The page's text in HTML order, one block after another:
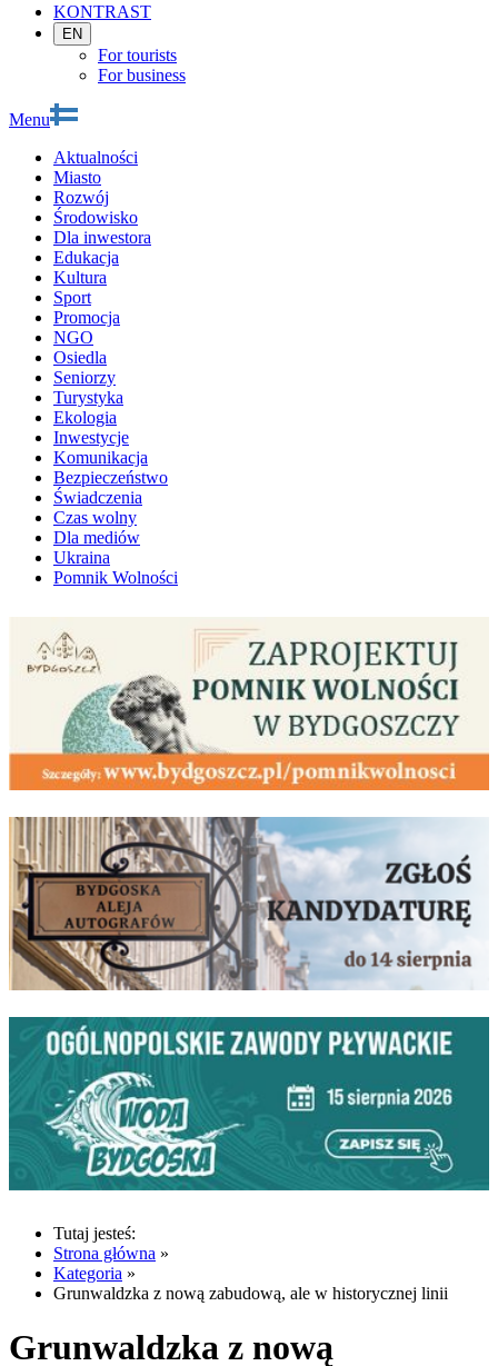
KONTRAST
EN
For tourists
For business
Menu
Aktualności
Miasto
Rozwój
Środowisko
Dla inwestora
Edukacja
Kultura
Sport
Promocja
NGO
Osiedla
Seniorzy
Turystyka
Ekologia
Inwestycje
Komunikacja
Bezpieczeństwo
Świadczenia
Czas wolny
Dla mediów
Ukraina
Pomnik Wolności
Tutaj jesteś:
Strona główna »
Kategoria »
Grunwaldzka z nową zabudową, ale w historycznej linii
Grunwaldzka z nową